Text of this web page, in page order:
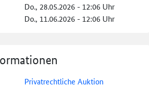
Do., 28.05.2026 - 12:06 Uhr
Do., 11.06.2026 - 12:06 Uhr
Privatrechtliche Auktion